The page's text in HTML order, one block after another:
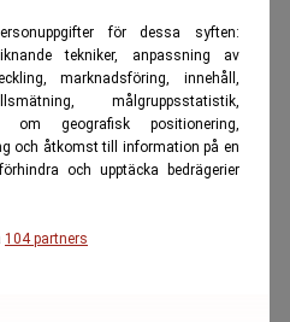
för dessa syften:
tekniker, anpassning av
marknadsföring, innehåll,
målgruppsstatistik,
om geografisk positionering,
och åtkomst till information på en
och upptäcka bedrägerier
104 partners